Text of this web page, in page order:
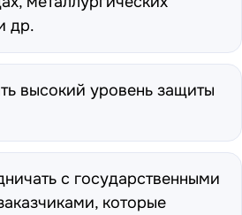
др.
высокий уровень защиты
с государственными
которые